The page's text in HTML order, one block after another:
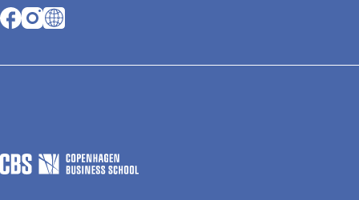
Opens in a new tab
Opens in a new tab
Opens in a new tab